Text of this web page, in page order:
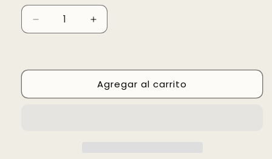
Reducir
cantidad
Aumentar
cantidad
Conceal
Agregar al carrito